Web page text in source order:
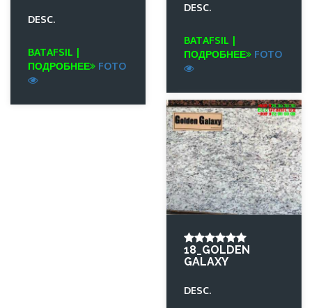
DESC.
BATAFSIL |
ПОДРОБНЕЕ
FOTO
DESC.
BATAFSIL |
ПОДРОБНЕЕ
FOTO
18_GOLDEN
GALAXY
DESC.